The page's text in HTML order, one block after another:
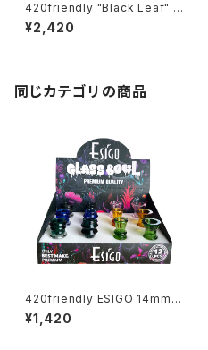
420friendly "Black Leaf" V
ETRO AMPOLLA / グラス ボ
ング アンポーラ 14cm
¥2,420
同じカテゴリの商品
420friendly ESIGO 14mmガ
ラスボウル(火皿) Phoenix As
h Catcher
¥1,420